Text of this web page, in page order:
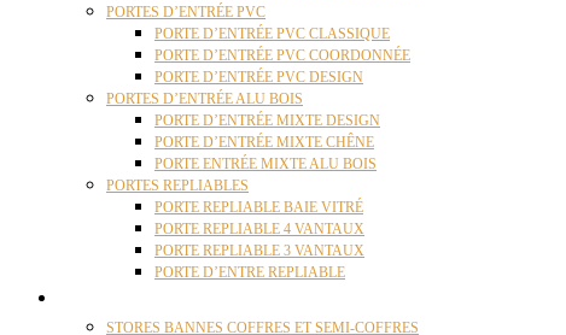
PORTES D’ENTRÉE PVC
PORTE D’ENTRÉE PVC CLASSIQUE
PORTE D’ENTRÉE PVC COORDONNÉE
PORTE D’ENTRÉE PVC DESIGN
PORTES D’ENTRÉE ALU BOIS
PORTE D’ENTRÉE MIXTE DESIGN
PORTE D’ENTRÉE MIXTE CHÊNE
PORTE ENTRÉE MIXTE ALU BOIS
PORTES REPLIABLES
PORTE REPLIABLE BAIE VITRÉ
PORTE REPLIABLE 4 VANTAUX
PORTE REPLIABLE 3 VANTAUX
PORTE D’ENTRE REPLIABLE
STORES BANNES COFFRES ET SEMI-COFFRES